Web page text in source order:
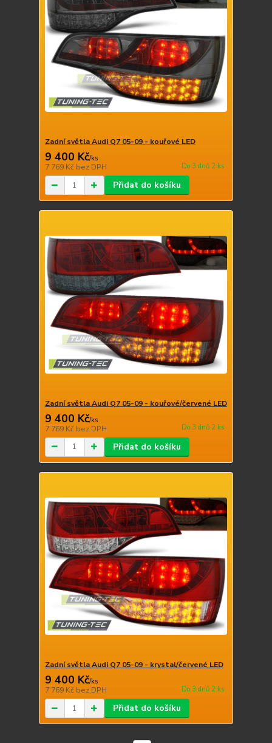
Zadní světla Audi Q7 05-09 - kouřové LED
9 400 Kč/ks
7 769 Kč bez DPH Do 3 dnů 2 ks
Přidat do košíku
Zadní světla Audi Q7 05-09 - kouřové/červené LED
9 400 Kč/ks
7 769 Kč bez DPH Do 3 dnů 2 ks
Přidat do košíku
Zadní světla Audi Q7 05-09 - krystal/červené LED
9 400 Kč/ks
7 769 Kč bez DPH Do 3 dnů 2 ks
Přidat do košíku